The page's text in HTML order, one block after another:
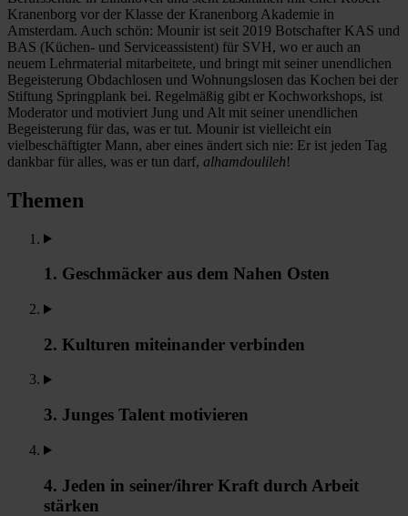
Kranenborg vor der Klasse der Kranenborg Akademie in
Amsterdam. Auch schön: Mounir ist seit 2019 Botschafter KAS und
BAS (Küchen- und Serviceassistent) für SVH, wo er auch an
neuem Lehrmaterial mitarbeitete, und bringt mit seiner unendlichen
Begeisterung Obdachlosen und Wohnungslosen das Kochen bei der
Stiftung Springplank bei. Regelmäßig gibt er Kochworkshops, ist
Moderator und motiviert Jung und Alt mit seiner unendlichen
Begeisterung für das, was er tut. Mounir ist vielleicht ein
vielbeschäftigter Mann, aber eines ändert sich nie: Er ist jeden Tag
dankbar für alles, was er tun darf, alhamdoulileh!
Themen
1. Geschmäcker aus dem Nahen Osten
2. Kulturen miteinander verbinden
3. Junges Talent motivieren
4. Jeden in seiner/ihrer Kraft durch Arbeit
stärken